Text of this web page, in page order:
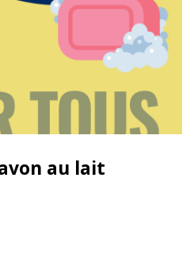
au lait